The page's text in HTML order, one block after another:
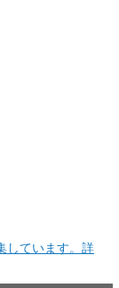
しています。詳